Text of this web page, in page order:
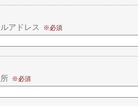
アドレス